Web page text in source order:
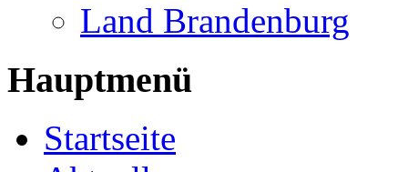
Land Brandenburg
Hauptmenü
Startseite